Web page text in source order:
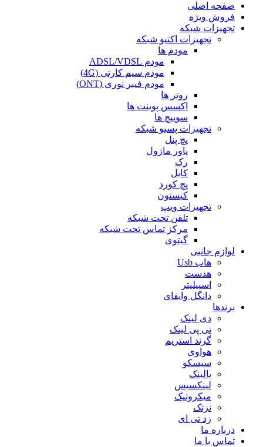
صفحه اصلی
فروش ویژه
تجهیزات شبکه
تجهیزات اکتیو شبکه
مودم ها
مودم ADSL/VDSL
مودم سیم کارتی (4G)
مودم فیبر نوری (ONT)
روتر ها
اکسس پوینت ها
سوییچ ها
تجهیزات پسیو شبکه
پچ پنل
پاور ماژول
رک
کابل
پچ کورد
کیستون
تجهیزات ویپ
تلفن تحت شبکه
مرکز تماس تحت شبکه
گیتوی
لوازم جانبی
هاب Usb
هدست
اسپیلیتر
دانگل وایفای
برندها
دی لینک
تی پی لینک
گرند استریم
هواوی
سیسکو
یالینک
لینکسیس
میکروتیک
نزتک
زد تی ای
درباره ما
تماس با ما